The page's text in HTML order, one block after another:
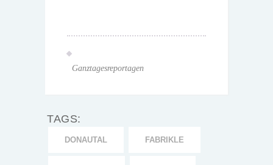
Ganztagesreportagen
TAGS:
DONAUTAL FABRIKLE